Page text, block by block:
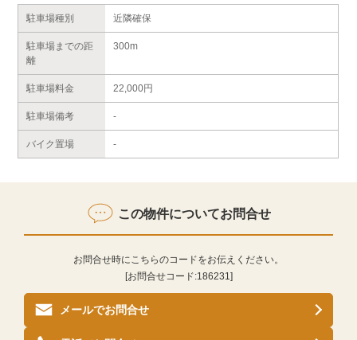
駐車場種別 近隣確保
駐車場までの距
離
300m
駐車場料金 22,000円
駐車場備考 -
バイク置場 -
この物件についてお問合せ
お問合せ時にこちらのコードをお伝えください。
[お問合せコード:186231]
メールでお問合せ